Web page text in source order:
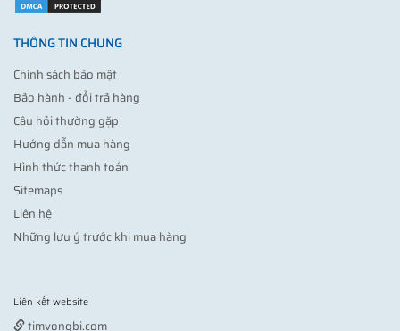
THÔNG TIN CHUNG
Chính sách bảo mật
Bảo hành - đổi trả hàng
Câu hỏi thường gặp
Hướng dẫn mua hàng
Hình thức thanh toán
Sitemaps
Liên hệ
Những lưu ý trước khi mua hàng
Liên kết website
timvongbi.com